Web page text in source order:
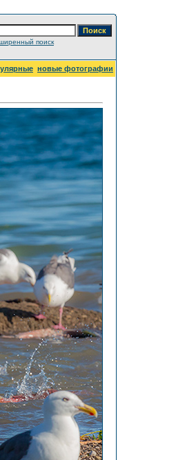
поиск
новые фотографии